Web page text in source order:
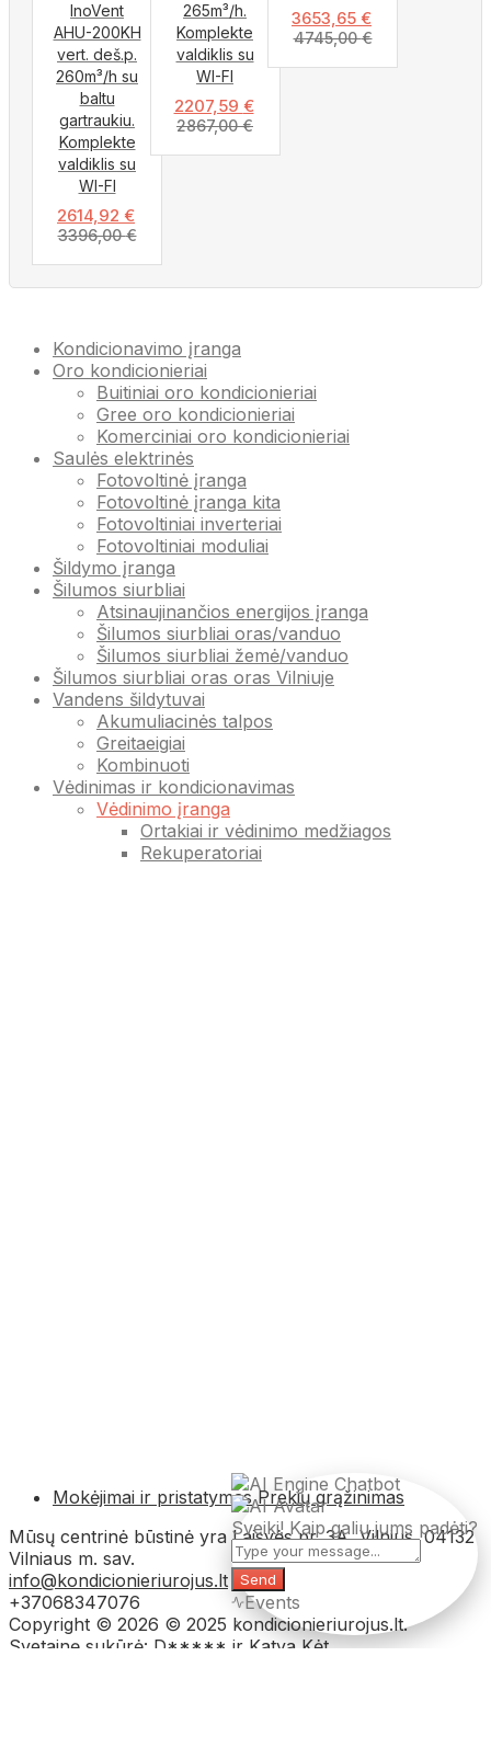
InoVent
AHU-200KH
vert. deš.p.
260m³/h su
baltu
gartraukiu.
Komplekte
valdiklis su
WI-FI
2614,92 €
3396,00€
265m³/h.
Komplekte
valdiklis su
WI-FI
2207,59 €
2867,00€
3653,65 €
4745,00€
Kondicionavimo įranga
Oro kondicionieriai
Buitiniai oro kondicionieriai
Gree oro kondicionieriai
Komerciniai oro kondicionieriai
Saulės elektrinės
Fotovoltinė įranga
Fotovoltinė įranga kita
Fotovoltiniai inverteriai
Fotovoltiniai moduliai
Šildymo įranga
Šilumos siurbliai
Atsinaujinančios energijos įranga
Šilumos siurbliai oras/vanduo
Šilumos siurbliai žemė/vanduo
Šilumos siurbliai oras oras Vilniuje
Vandens šildytuvai
Akumuliacinės talpos
Greitaeigiai
Kombinuoti
Vėdinimas ir kondicionavimas
Vėdinimo įranga
Ortakiai ir vėdinimo medžiagos
Rekuperatoriai
Mokėjimai ir pristatymas Prekių grąžinimas
Mūsų centrinė būstinė yra Laisvės pr. 3A, Vilnius, 04132
Vilniaus m. sav.
info@kondicionieriurojus.lt
+37068347076
Copyright © 2026 © 2025 kondicionieriurojus.lt.
Svetainę sukūrė: D***** ir Katya Kėt
Sveiki! Kaip galiu jums padėti?
Send
Events